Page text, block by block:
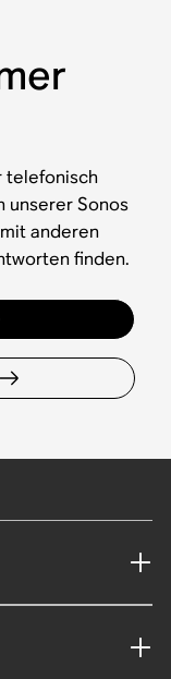
telefonisch
unserer Sonos
anderen
finden.